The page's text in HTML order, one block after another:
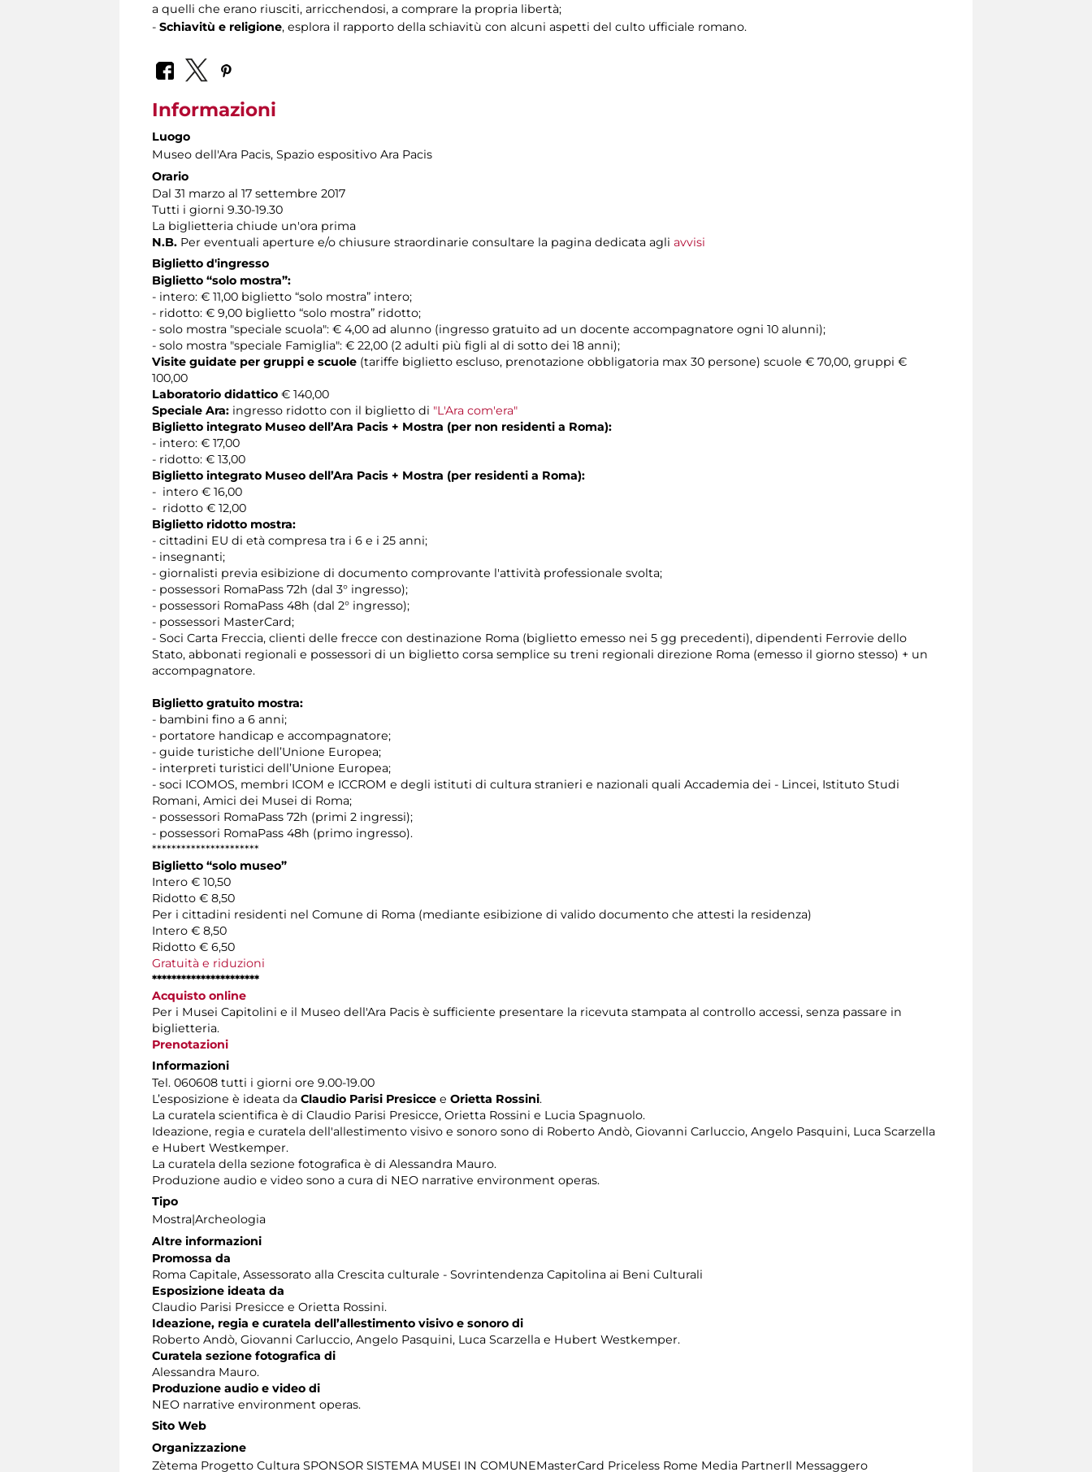
a quelli che erano riusciti, arricchendosi, a comprare la propria libertà;
- Schiavitù e religione, esplora il rapporto della schiavitù con alcuni aspetti del culto ufficiale romano.
Informazioni
Luogo
Museo dell'Ara Pacis, Spazio espositivo Ara Pacis
Orario
Dal 31 marzo al 17 settembre 2017
Tutti i giorni 9.30-19.30
La biglietteria chiude un'ora prima
N.B. Per eventuali aperture e/o chiusure straordinarie consultare la pagina dedicata agli avvisi
Biglietto d'ingresso
Biglietto “solo mostra”:
- intero: € 11,00 biglietto “solo mostra” intero;
- ridotto: € 9,00 biglietto “solo mostra” ridotto;
- solo mostra "speciale scuola": € 4,00 ad alunno (ingresso gratuito ad un docente accompagnatore ogni 10 alunni);
- solo mostra "speciale Famiglia": € 22,00 (2 adulti più figli al di sotto dei 18 anni);
Visite guidate per gruppi e scuole (tariffe biglietto escluso, prenotazione obbligatoria max 30 persone) scuole € 70,00, gruppi €
100,00
Laboratorio didattico € 140,00
Speciale Ara: ingresso ridotto con il biglietto di "L'Ara com'era"
Biglietto integrato Museo dell’Ara Pacis + Mostra (per non residenti a Roma):
- intero: € 17,00
- ridotto: € 13,00
Biglietto integrato Museo dell’Ara Pacis + Mostra (per residenti a Roma):
- intero € 16,00
- ridotto € 12,00
Biglietto ridotto mostra:
- cittadini EU di età compresa tra i 6 e i 25 anni;
- insegnanti;
- giornalisti previa esibizione di documento comprovante l'attività professionale svolta;
- possessori RomaPass 72h (dal 3° ingresso);
- possessori RomaPass 48h (dal 2° ingresso);
- possessori MasterCard;
- Soci Carta Freccia, clienti delle frecce con destinazione Roma (biglietto emesso nei 5 gg precedenti), dipendenti Ferrovie dello
Stato, abbonati regionali e possessori di un biglietto corsa semplice su treni regionali direzione Roma (emesso il giorno stesso) + un
accompagnatore.
Biglietto gratuito mostra:
- bambini fino a 6 anni;
- portatore handicap e accompagnatore;
- guide turistiche dell’Unione Europea;
- interpreti turistici dell’Unione Europea;
- soci ICOMOS, membri ICOM e ICCROM e degli istituti di cultura stranieri e nazionali quali Accademia dei - Lincei, Istituto Studi
Romani, Amici dei Musei di Roma;
- possessori RomaPass 72h (primi 2 ingressi);
- possessori RomaPass 48h (primo ingresso).
**********************
Biglietto “solo museo”
Intero € 10,50
Ridotto € 8,50
Per i cittadini residenti nel Comune di Roma (mediante esibizione di valido documento che attesti la residenza)
Intero € 8,50
Ridotto € 6,50
Gratuità e riduzioni
**********************
Acquisto online
Per i Musei Capitolini e il Museo dell'Ara Pacis è sufficiente presentare la ricevuta stampata al controllo accessi, senza passare in
biglietteria.
Prenotazioni
Informazioni
Tel. 060608 tutti i giorni ore 9.00-19.00
L’esposizione è ideata da Claudio Parisi Presicce e Orietta Rossini.
La curatela scientifica è di Claudio Parisi Presicce, Orietta Rossini e Lucia Spagnuolo.
Ideazione, regia e curatela dell'allestimento visivo e sonoro sono di Roberto Andò, Giovanni Carluccio, Angelo Pasquini, Luca Scarzella
e Hubert Westkemper.
La curatela della sezione fotografica è di Alessandra Mauro.
Produzione audio e video sono a cura di NEO narrative environment operas.
Tipo
Mostra|Archeologia
Altre informazioni
Promossa da
Roma Capitale, Assessorato alla Crescita culturale - Sovrintendenza Capitolina ai Beni Culturali
Esposizione ideata da
Claudio Parisi Presicce e Orietta Rossini.
Ideazione, regia e curatela dell’allestimento visivo e sonoro di
Roberto Andò, Giovanni Carluccio, Angelo Pasquini, Luca Scarzella e Hubert Westkemper.
Curatela sezione fotografica di
Alessandra Mauro.
Produzione audio e video di
NEO narrative environment operas.
Sito Web
Organizzazione
Zètema Progetto Cultura SPONSOR SISTEMA MUSEI IN COMUNEMasterCard Priceless Rome Media PartnerIl Messaggero